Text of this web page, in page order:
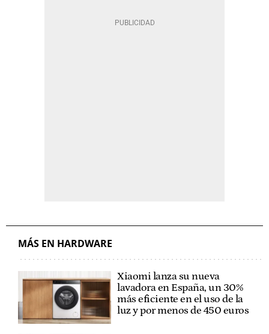
MÁS EN HARDWARE
Xiaomi lanza su nueva
lavadora en España, un 30%
más eficiente en el uso de la
luz y por menos de 450 euros